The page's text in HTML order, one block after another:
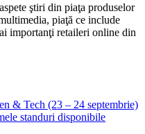
ştiri din piaţa produselor
piaţă ce include
importanţi retaileri online din
& Tech (23 – 24 septembrie)
standuri disponibile